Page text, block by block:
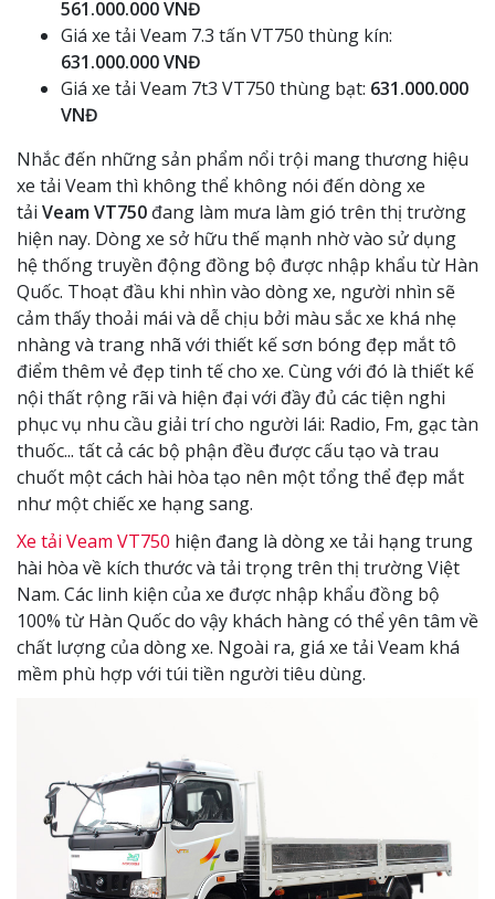
561.000.000 VNĐ
Giá xe tải Veam 7.3 tấn VT750 thùng kín:
631.000.000 VNĐ
Giá xe tải Veam 7t3 VT750 thùng bạt: 631.000.000
VNĐ
Nhắc đến những sản phẩm nổi trội mang thương hiệu
xe tải Veam thì không thể không nói đến dòng xe
tải Veam VT750 đang làm mưa làm gió trên thị trường
hiện nay. Dòng xe sở hữu thế mạnh nhờ vào sử dụng
hệ thống truyền động đồng bộ được nhập khẩu từ Hàn
Quốc. Thoạt đầu khi nhìn vào dòng xe, người nhìn sẽ
cảm thấy thoải mái và dễ chịu bởi màu sắc xe khá nhẹ
nhàng và trang nhã với thiết kế sơn bóng đẹp mắt tô
điểm thêm vẻ đẹp tinh tế cho xe. Cùng với đó là thiết kế
nội thất rộng rãi và hiện đại với đầy đủ các tiện nghi
phục vụ nhu cầu giải trí cho người lái: Radio, Fm, gạc tàn
thuốc... tất cả các bộ phận đều được cấu tạo và trau
chuốt một cách hài hòa tạo nên một tổng thể đẹp mắt
như một chiếc xe hạng sang.
Xe tải Veam VT750 hiện đang là dòng xe tải hạng trung
hài hòa về kích thước và tải trọng trên thị trường Việt
Nam. Các linh kiện của xe được nhập khẩu đồng bộ
100% từ Hàn Quốc do vậy khách hàng có thể yên tâm về
chất lượng của dòng xe. Ngoài ra, giá xe tải Veam khá
mềm phù hợp với túi tiền người tiêu dùng.